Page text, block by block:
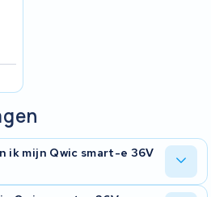
ik mijn Qwic smart-e 36V